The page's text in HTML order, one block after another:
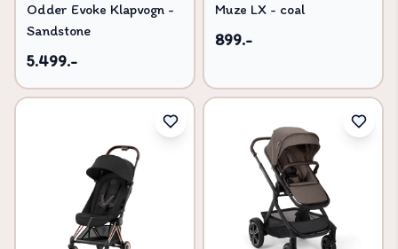
Odder Evoke Klapvogn -
Sandstone
5.499.-
Muze LX - coal
899.-